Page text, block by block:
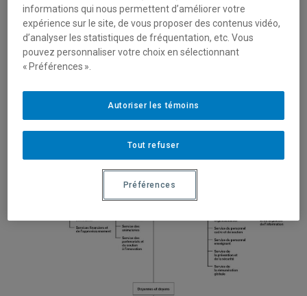
informations qui nous permettent d’améliorer votre
expérience sur le site, de vous proposer des contenus vidéo,
d’analyser les statistiques de fréquentation, etc. Vous
pouvez personnaliser votre choix en sélectionnant
« Préférences ».
Tout refuser
Autoriser les témoins
Préférences